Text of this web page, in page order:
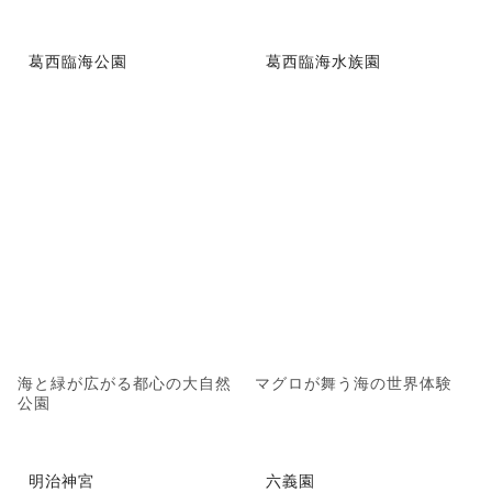
葛西臨海公園
海と緑が広がる都心の大自然
公園
葛西臨海水族園
マグロが舞う海の世界体験
明治神宮 六義園